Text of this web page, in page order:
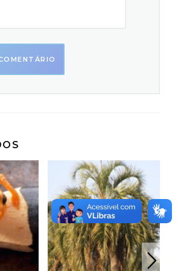
seguir. Essas projeções têm
temos visto cada vez
a instrumentos
como o licenciamento
como foi proposto pela PL
a gente tem atuado no
ser contra esse movimento,
ações que possam
que ainda temos,